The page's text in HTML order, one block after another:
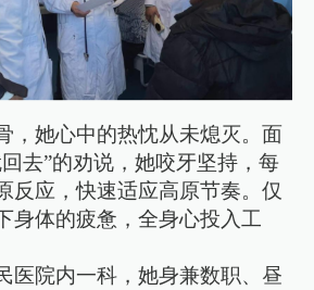
，她心中的热忱从未熄灭。面
去”的劝说，她咬牙坚持，每
反应，快速适应高原节奏。仅
身体的疲惫，全身心投入工
医院内一科，她身兼数职、昼